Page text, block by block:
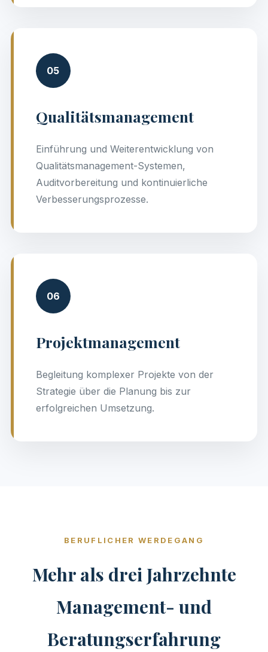
05
Qualitätsmanagement
Einführung und Weiterentwicklung von
Qualitätsmanagement-Systemen,
Auditvorbereitung und kontinuierliche
Verbesserungsprozesse.
06
Projektmanagement
Begleitung komplexer Projekte von der
Strategie über die Planung bis zur
erfolgreichen Umsetzung.
BERUFLICHER WERDEGANG
Mehr als drei Jahrzehnte
Management- und
Beratungserfahrung